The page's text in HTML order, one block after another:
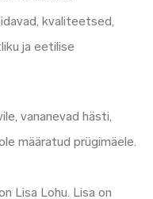
kvaliteetsed,
ja eetilise
vananevad hästi,
määratud prügimäele.
Lisa Lohu. Lisa on